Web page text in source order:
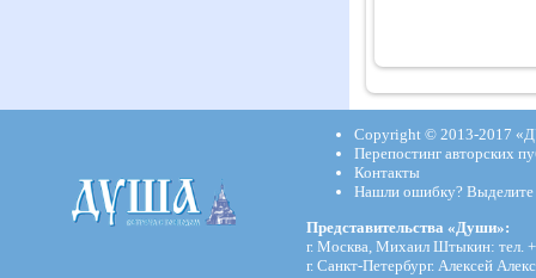
Copyright © 2013-2017
Перепостинг авторских
Контакты
Нашли ошибку?
Представительства «Души»:
г. Москва, Михаил Штыкин: тел.
г. Санкт-Петербург. Алексей